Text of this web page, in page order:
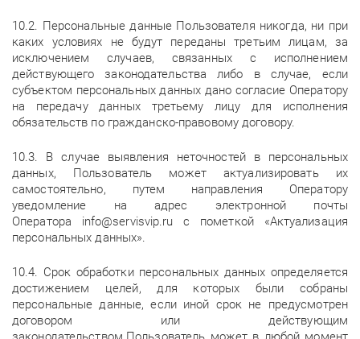
10.2. Персональные данные Пользователя никогда, ни при
каких условиях не будут переданы третьим лицам, за
исключением случаев, связанных с исполнением
действующего законодательства либо в случае, если
субъектом персональных данных дано согласие Оператору
на передачу данных третьему лицу для исполнения
обязательств по гражданско-правовому договору.
10.3. В случае выявления неточностей в персональных
данных, Пользователь может актуализировать их
самостоятельно, путем направления Оператору
уведомление на адрес электронной почты
Оператора info@servisvip.ru с пометкой «Актуализация
персональных данных».
10.4. Срок обработки персональных данных определяется
достижением целей, для которых были собраны
персональные данные, если иной срок не предусмотрен
договором или действующим